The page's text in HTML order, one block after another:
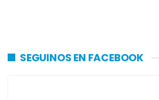
SEGUINOS EN FACEBOOK